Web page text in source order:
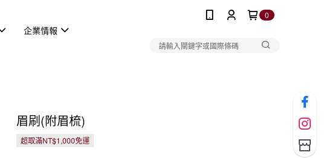
0
企業情報
眉刷(附眉梳)
超取滿NT$1,000免運